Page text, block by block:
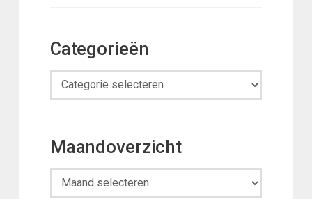
Categorieën
Categorieën
Maandoverzicht
Maandoverzicht